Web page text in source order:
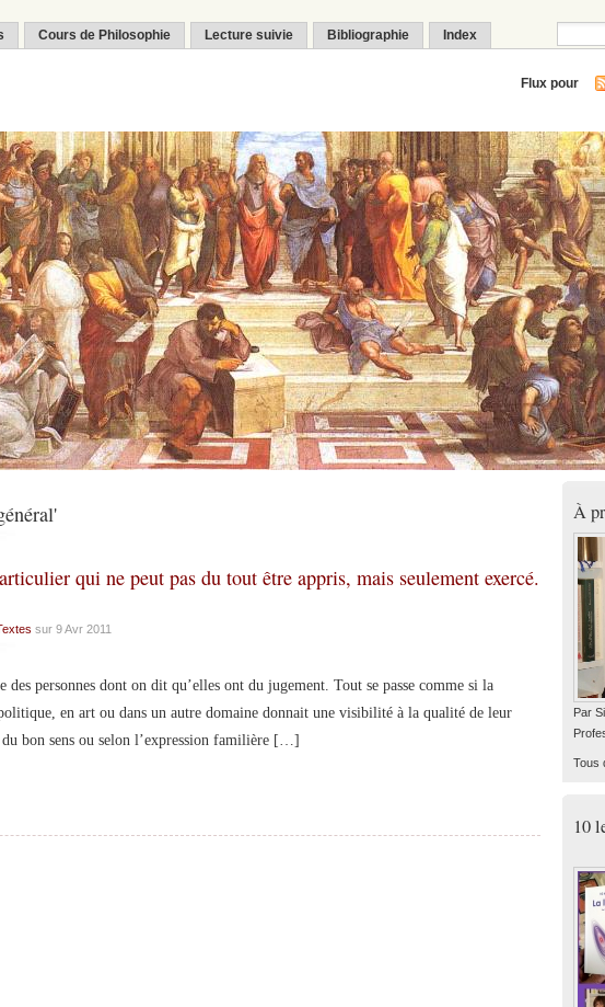
Cours de Philosophie Lecture suivie Bibliographie Index
Flux pour
qui ne peut pas du tout être appris, mais seulement exercé.
sur 9 Avr 2011
personnes dont on dit qu’elles ont du jugement. Tout se passe comme si la
en art ou dans un autre domaine donnait une visibilité à la qualité de leur
bon sens ou selon l’expression familière […]
À
Par
Tous
10